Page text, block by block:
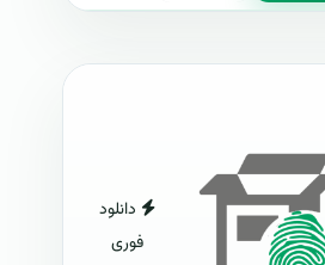
دانلود
فوری